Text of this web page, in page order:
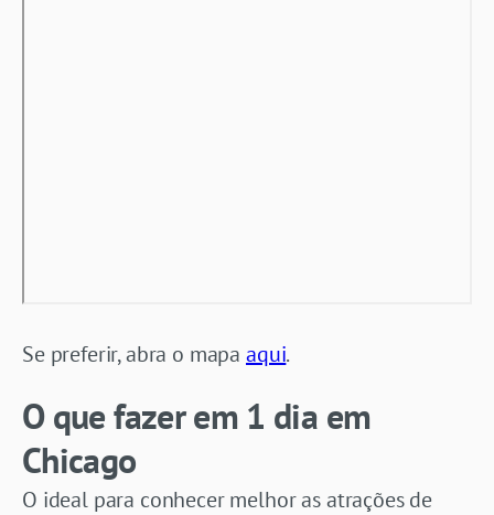
Se preferir, abra o mapa aqui.
O que fazer em 1 dia em
Chicago
O ideal para conhecer melhor as atrações de